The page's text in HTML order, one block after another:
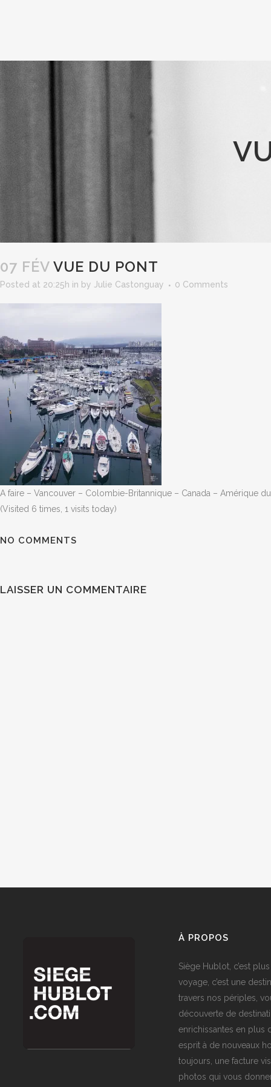
07 FÉV VUE DU PONT
Posted at 20:25h in by Julie Castonguay 0 Comments
A faire – Vancouver – Colombie-Britannique – Canada – Amérique
(Visited 6 times, 1 visits today)
NO COMMENTS
LAISSER UN COMMENTAIRE
À PROPOS
Siège Hublot, c’est
voyage, c’est une
travers nos périples,
découverte de
enrichissantes en plus
esprit à de nouveaux
toujours, une facture
photos qui vous